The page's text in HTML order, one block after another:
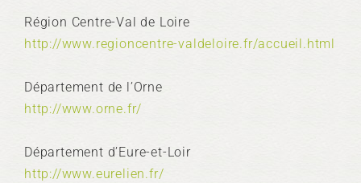
Région Centre-Val de Loire
http://www.regioncentre-valdeloire.fr/accueil.html
Département de l’Orne
http://www.orne.fr/
Département d’Eure-et-Loir
http://www.eurelien.fr/